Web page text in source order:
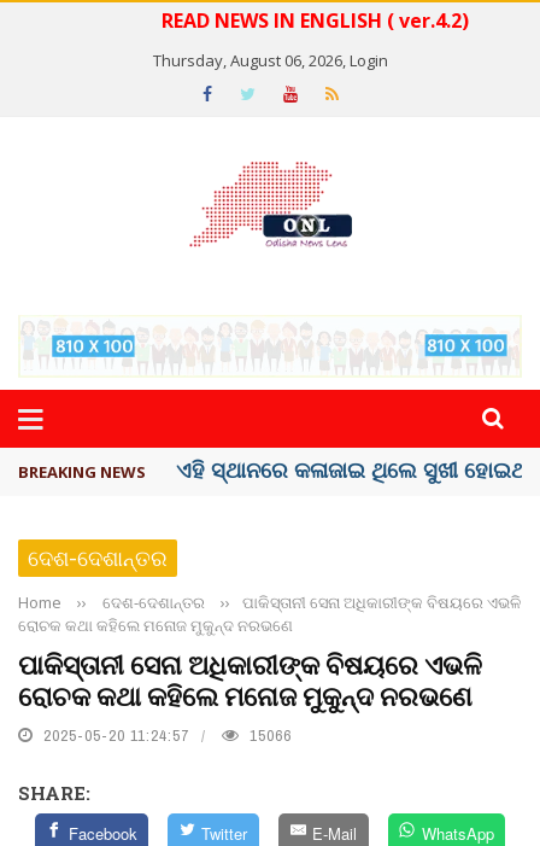
READ NEWS IN ENGLISH ( ver.4.2)
Thursday, August 06, 2026,Login
BREAKING NEWS ଦେଶରେ ପ୍ଲାଷ୍ଟିକ୍ ନୋଟ୍‌ ପ୍ରଚଳନ ...
ଦେଶ-ଦେଶାନ୍ତର
Home ›› ଦେଶ-ଦେଶାନ୍ତର ››
ପାକିସ୍ତାନୀ ସେନା ଅଧିକାରୀଙ୍କ ବିଷୟରେ ଏଭଳି
ରୋଚକ କଥା କହିଲେ ମନୋଜ ମୁକୁନ୍ଦ ନରଭଣେ
ପାକିସ୍ତାନୀ ସେନା ଅଧିକାରୀଙ୍କ ବିଷୟରେ ଏଭଳି
ରୋଚକ କଥା କହିଲେ ମନୋଜ ମୁକୁନ୍ଦ ନରଭଣେ
2025-05-20 11:24:57 15066
SHARE:
Facebook Twitter E-Mail WhatsApp